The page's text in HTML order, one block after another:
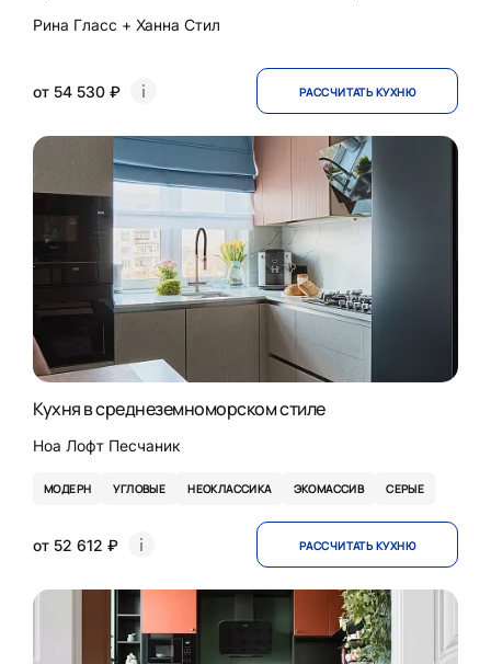
Рина Гласс + Ханна Стил
от 54 530 ₽ РАССЧИТАТЬ КУХНЮ
Кухня в среднеземноморском стиле
Ноа Лофт Песчаник
МОДЕРН УГЛОВЫЕ НЕОКЛАССИКА ЭКОМАССИВ СЕРЫЕ
от 52 612 ₽ РАССЧИТАТЬ КУХНЮ